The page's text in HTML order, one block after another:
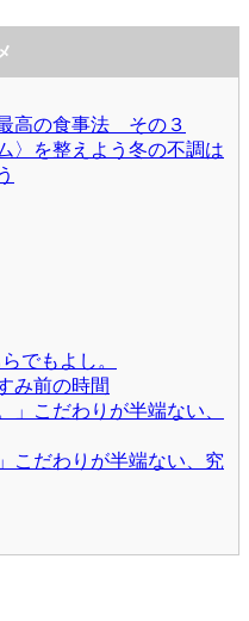
高の食事法 その３
冬の不調は
でもよし。
み前の時間
こだわりが半端ない、究